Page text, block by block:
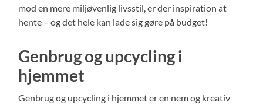
mod en mere miljøvenlig livsstil, er der inspiration at
hente – og det hele kan lade sig gøre på budget!
Genbrug og upcycling i
hjemmet
Genbrug og upcycling i hjemmet er en nem og kreativ